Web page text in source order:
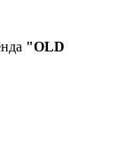
"OLD